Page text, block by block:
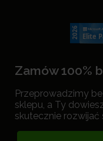
Zamów 100%
Przeprowadzimy
sklepu, a Ty
skutecznie rozwijać